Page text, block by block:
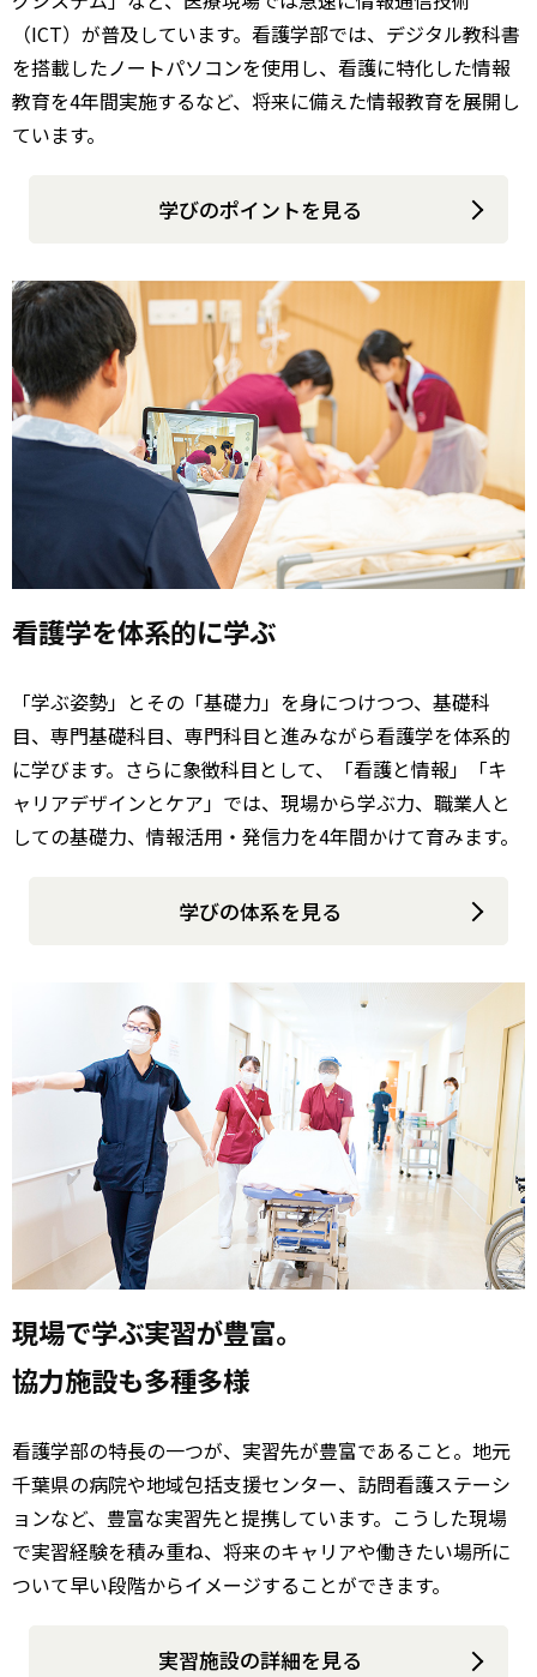
（ICT）が普及しています。看護学部では、デジタル教科書
を搭載したノートパソコンを使用し、看護に特化した情報
教育を4年間実施するなど、将来に備えた情報教育を展開し
ています。
学びのポイントを見る
看護学を体系的に学ぶ
「学ぶ姿勢」とその「基礎力」を身につけつつ、基礎科
目、専門基礎科目、専門科目と進みながら看護学を体系的
に学びます。さらに象徴科目として、「看護と情報」「キ
ャリアデザインとケア」では、現場から学ぶ力、職業人と
しての基礎力、情報活用・発信力を4年間かけて育みます。
学びの体系を見る
現場で学ぶ実習が豊富。
協力施設も多種多様
看護学部の特長の一つが、実習先が豊富であること。地元
千葉県の病院や地域包括支援センター、訪問看護ステーシ
ョンなど、豊富な実習先と提携しています。こうした現場
で実習経験を積み重ね、将来のキャリアや働きたい場所に
ついて早い段階からイメージすることができます。
実習施設の詳細を見る